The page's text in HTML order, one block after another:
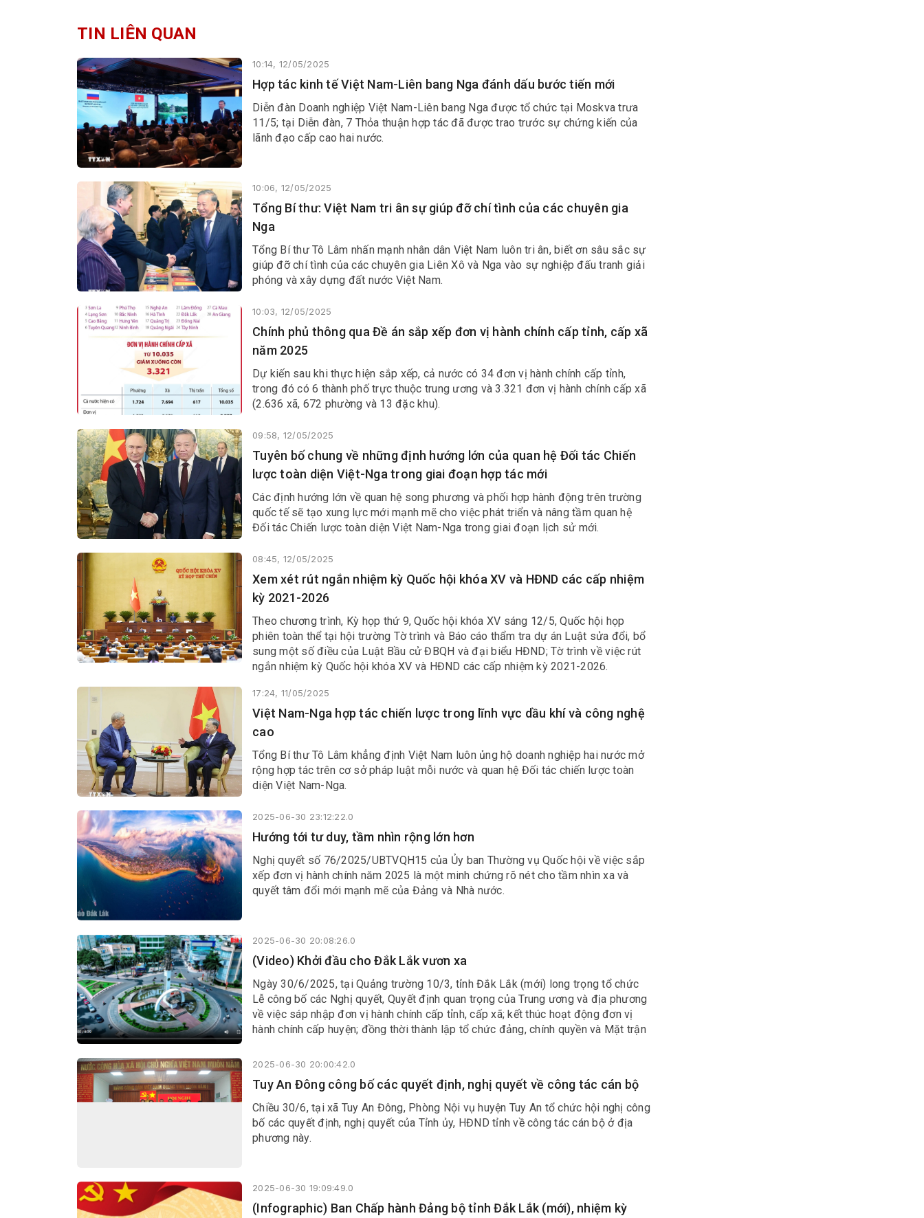
TIN LIÊN QUAN
10:14, 12/05/2025
Hợp tác kinh tế Việt Nam-Liên bang Nga đánh dấu bước tiến mới
Diễn đàn Doanh nghiệp Việt Nam-Liên bang Nga được tổ chức tại Moskva trưa
11/5; tại Diễn đàn, 7 Thỏa thuận hợp tác đã được trao trước sự chứng kiến của
lãnh đạo cấp cao hai nước.
10:06, 12/05/2025
Tổng Bí thư: Việt Nam tri ân sự giúp đỡ chí tình của các chuyên gia
Nga
Tổng Bí thư Tô Lâm nhấn mạnh nhân dân Việt Nam luôn tri ân, biết ơn sâu sắc sự
giúp đỡ chí tình của các chuyên gia Liên Xô và Nga vào sự nghiệp đấu tranh giải
phóng và xây dựng đất nước Việt Nam.
10:03, 12/05/2025
Chính phủ thông qua Đề án sắp xếp đơn vị hành chính cấp tỉnh, cấp xã
năm 2025
Dự kiến sau khi thực hiện sắp xếp, cả nước có 34 đơn vị hành chính cấp tỉnh,
trong đó có 6 thành phố trực thuộc trung ương và 3.321 đơn vị hành chính cấp xã
(2.636 xã, 672 phường và 13 đặc khu).
09:58, 12/05/2025
Tuyên bố chung về những định hướng lớn của quan hệ Đối tác Chiến
lược toàn diện Việt-Nga trong giai đoạn hợp tác mới
Các định hướng lớn về quan hệ song phương và phối hợp hành động trên trường
quốc tế sẽ tạo xung lực mới mạnh mẽ cho việc phát triển và nâng tầm quan hệ
Đối tác Chiến lược toàn diện Việt Nam-Nga trong giai đoạn lịch sử mới.
08:45, 12/05/2025
Xem xét rút ngắn nhiệm kỳ Quốc hội khóa XV và HĐND các cấp nhiệm
kỳ 2021-2026
Theo chương trình, Kỳ họp thứ 9, Quốc hội khóa XV sáng 12/5, Quốc hội họp
phiên toàn thể tại hội trường Tờ trình và Báo cáo thẩm tra dự án Luật sửa đổi, bổ
sung một số điều của Luật Bầu cử ĐBQH và đại biểu HĐND; Tờ trình về việc rút
ngắn nhiệm kỳ Quốc hội khóa XV và HĐND các cấp nhiệm kỳ 2021-2026.
17:24, 11/05/2025
Việt Nam-Nga hợp tác chiến lược trong lĩnh vực dầu khí và công nghệ
cao
Tổng Bí thư Tô Lâm khẳng định Việt Nam luôn ủng hộ doanh nghiệp hai nước mở
rộng hợp tác trên cơ sở pháp luật mỗi nước và quan hệ Đối tác chiến lược toàn
diện Việt Nam-Nga.
2025-06-30 23:12:22.0
Hướng tới tư duy, tầm nhìn rộng lớn hơn
Nghị quyết số 76/2025/UBTVQH15 của Ủy ban Thường vụ Quốc hội về việc sắp
xếp đơn vị hành chính năm 2025 là một minh chứng rõ nét cho tầm nhìn xa và
quyết tâm đổi mới mạnh mẽ của Đảng và Nhà nước.
2025-06-30 20:08:26.0
(Video) Khởi đầu cho Đắk Lắk vươn xa
Ngày 30/6/2025, tại Quảng trường 10/3, tỉnh Đắk Lắk (mới) long trọng tổ chức
Lễ công bố các Nghị quyết, Quyết định quan trọng của Trung ương và địa phương
về việc sáp nhập đơn vị hành chính cấp tỉnh, cấp xã; kết thúc hoạt động đơn vị
hành chính cấp huyện; đồng thời thành lập tổ chức đảng, chính quyền và Mặt trận
2025-06-30 20:00:42.0
Tuy An Đông công bố các quyết định, nghị quyết về công tác cán bộ
Chiều 30/6, tại xã Tuy An Đông, Phòng Nội vụ huyện Tuy An tổ chức hội nghị công
bố các quyết định, nghị quyết của Tỉnh ủy, HĐND tỉnh về công tác cán bộ ở địa
phương này.
2025-06-30 19:09:49.0
(Infographic) Ban Chấp hành Đảng bộ tỉnh Đắk Lắk (mới), nhiệm kỳ